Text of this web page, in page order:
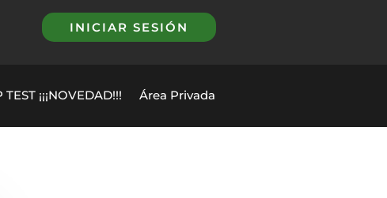
INICIAR SESIÓN
TEST ¡¡¡NOVEDAD!!! Área Privada